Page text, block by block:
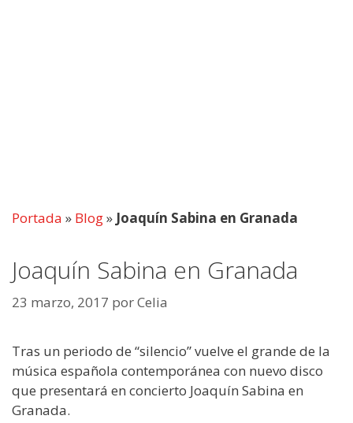
Portada » Blog» Joaquín Sabina en Granada
Joaquín Sabina en Granada
23 marzo, 2017 porCelia
Tras un periodo de “silencio” vuelve el grande de la
música española contemporánea con nuevo disco
que presentará en concierto Joaquín Sabina en
Granada.